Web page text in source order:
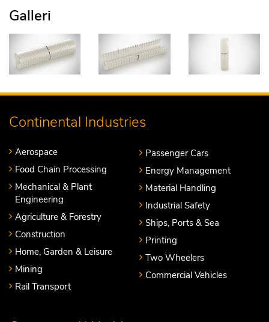
Galleri
Continental Industries
Aerospace
Food Chain Processing
Mechanical & Plant
Engineering
Agriculture & Forestry
Construction
Home, Garden & Leisure
Mining
Rail Transport
Passenger Cars
Energy Management
Material Handling
Industrial Safety
Ships, Ports & Sea
Printing
Two Wheelers
Commercial Vehicles